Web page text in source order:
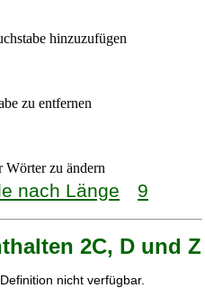
hinzuzufügen
zu entfernen
Wörter zu ändern
nach Länge 9
2C, D und Z
nicht verfügbar.